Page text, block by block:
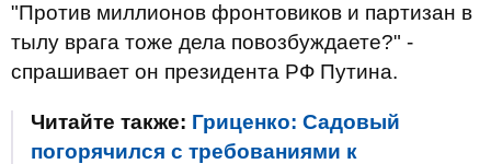
"Против миллионов фронтовиков и партизан в
тылу врага тоже дела повозбуждаете?" -
спрашивает он президента РФ Путина.
Читайте также: Гриценко: Садовый
погорячился с требованиями к